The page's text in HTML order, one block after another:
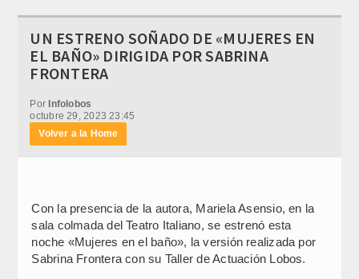
UN ESTRENO SOÑADO DE «MUJERES EN
EL BAÑO» DIRIGIDA POR SABRINA
FRONTERA
PorInfolobos
octubre 29, 2023 23:45
Volver a la Home
Con la presencia de la autora, Mariela Asensio, en la
sala colmada del Teatro Italiano, se estrenó esta
noche «Mujeres en el baño», la versión realizada por
Sabrina Frontera con su Taller de Actuación Lobos.